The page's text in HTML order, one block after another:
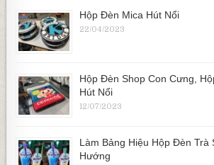
Hộp Đèn Mica Hút Nổi
22/04/2023
Hộp Đèn Shop Con Cưng,
Hút Nổi
12/07/2023
Làm Bảng Hiệu Hộp Đèn Trà
Hướng